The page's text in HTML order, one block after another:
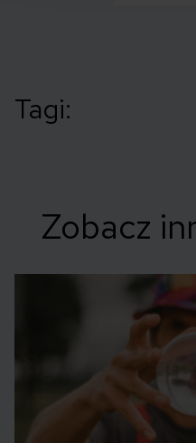
Tagi:
Zobacz